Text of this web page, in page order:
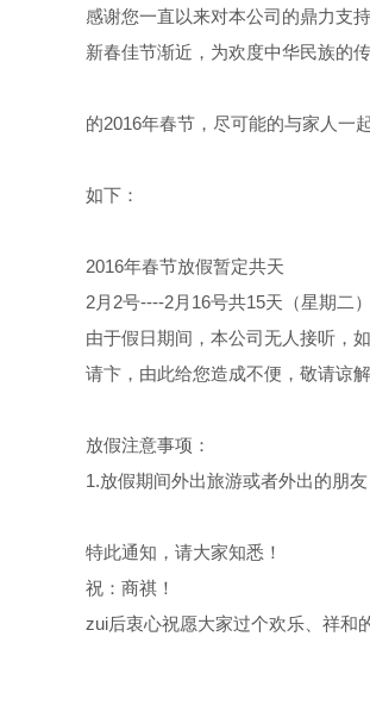
感谢您一直以来对本公司的鼎力支
新春佳节渐近，为欢度中华民族的
的2016年春节，尽可能的与家人一
如下：
2016年春节放假暂定共天
2月2号----2月16号共15天（星期二
由于假日期间，本公司无人接听，
请卞，由此给您造成不便，敬请谅解
放假注意事项：
1.放假期间外出旅游或者外出的朋友
特此通知，请大家知悉！
祝：商祺！
zui后衷心祝愿大家过个欢乐、祥和